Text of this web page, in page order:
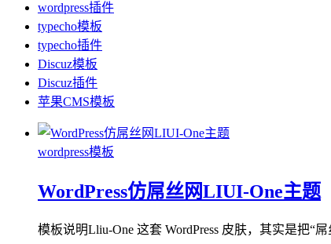
wordpress插件
typecho模板
typecho插件
Discuz模板
Discuz插件
苹果CMS模板
wordpress模板
WordPress仿屌丝网LIUI-One主题
模板说明Lliu-One 这套 WordPress 皮肤，其实是把